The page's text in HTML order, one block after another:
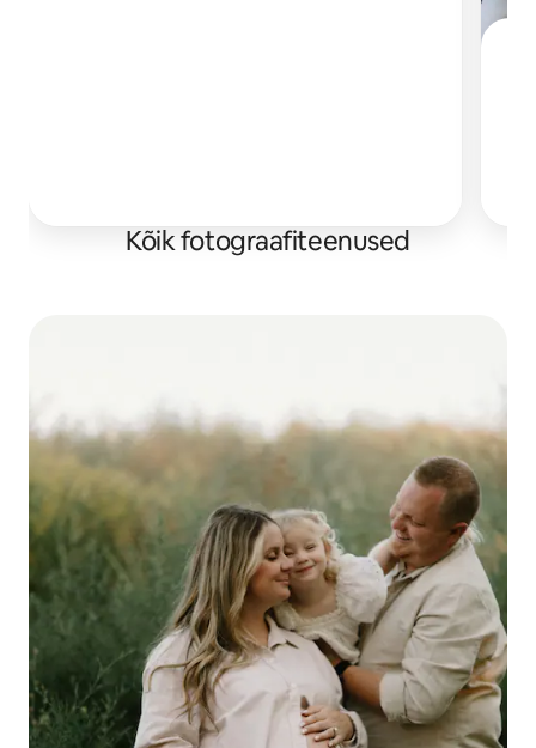
Kõik fotograafiteenused